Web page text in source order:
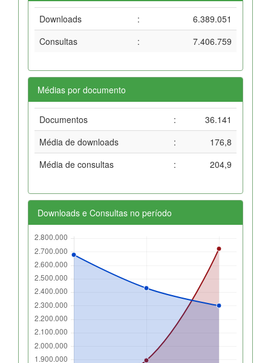
Downloads :
6.389.051
Consultas
: 7.406.759
Médias por documento
Documentos :
36.141
Média de downloads
:
176,8
Média de consultas
: 204,9
Downloads e Consultas no período